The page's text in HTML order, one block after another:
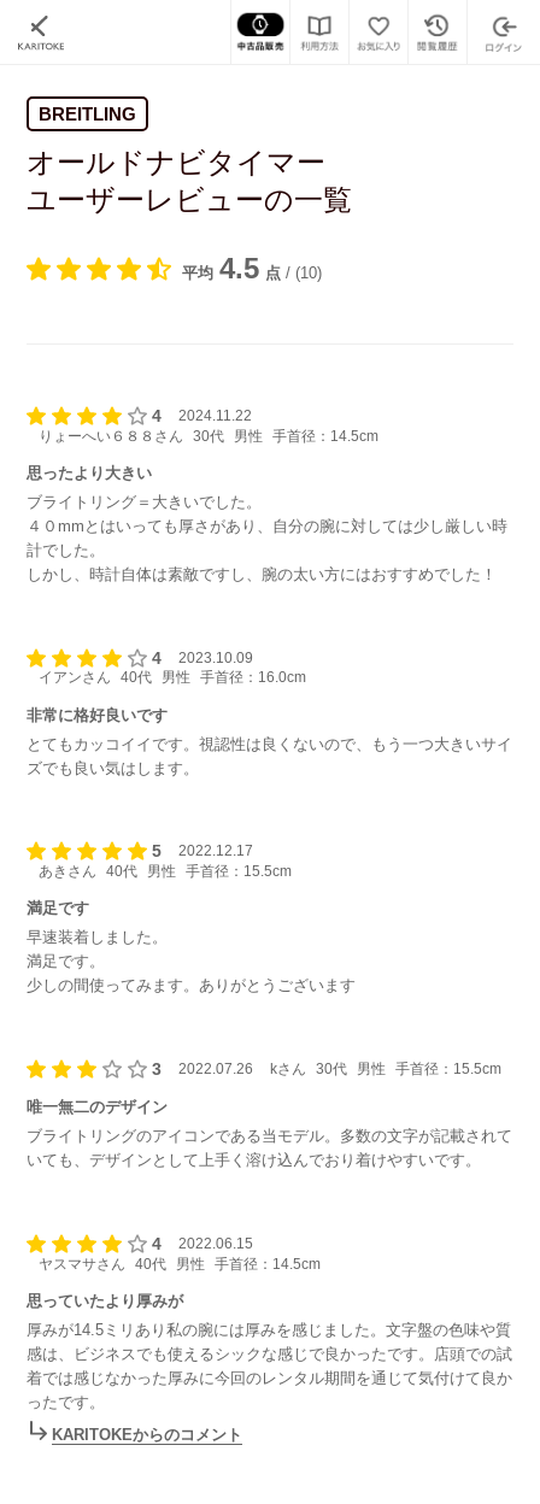
BREITLING
オールドナビタイマー
ユーザーレビューの一覧
平均 4.5 点 / (10)
4
2024.11.22
りょーへい６８８さん
30代 男性 手首径：14.5cm
思ったより大きい
ブライトリング＝大きいでした。
４０mmとはいっても厚さがあり、自分の腕に対しては少し厳しい時
計でした。
しかし、時計自体は素敵ですし、腕の太い方にはおすすめでした！
4
2023.10.09
イアンさん
40代 男性 手首径：16.0cm
非常に格好良いです
とてもカッコイイです。視認性は良くないので、もう一つ大きいサイ
ズでも良い気はします。
5
2022.12.17
あきさん
40代 男性 手首径：15.5cm
満足です
早速装着しました。
満足です。
少しの間使ってみます。ありがとうございます
3 2022.07.26 kさん 30代 男性 手首径：15.5cm
唯一無二のデザイン
ブライトリングのアイコンである当モデル。多数の文字が記載されて
いても、デザインとして上手く溶け込んでおり着けやすいです。
4
2022.06.15
ヤスマサさん
40代 男性 手首径：14.5cm
思っていたより厚みが
厚みが14.5ミリあり私の腕には厚みを感じました。文字盤の色味や質
感は、ビジネスでも使えるシックな感じで良かったです。店頭での試
着では感じなかった厚みに今回のレンタル期間を通じて気付けて良か
ったです。
KARITOKEからのコメント